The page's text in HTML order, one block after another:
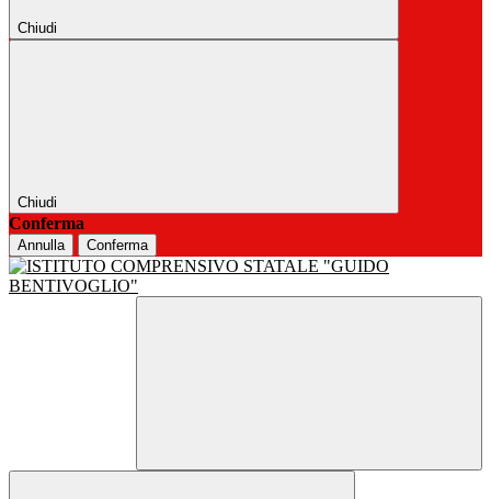
Chiudi
Chiudi
Conferma
Annulla Conferma